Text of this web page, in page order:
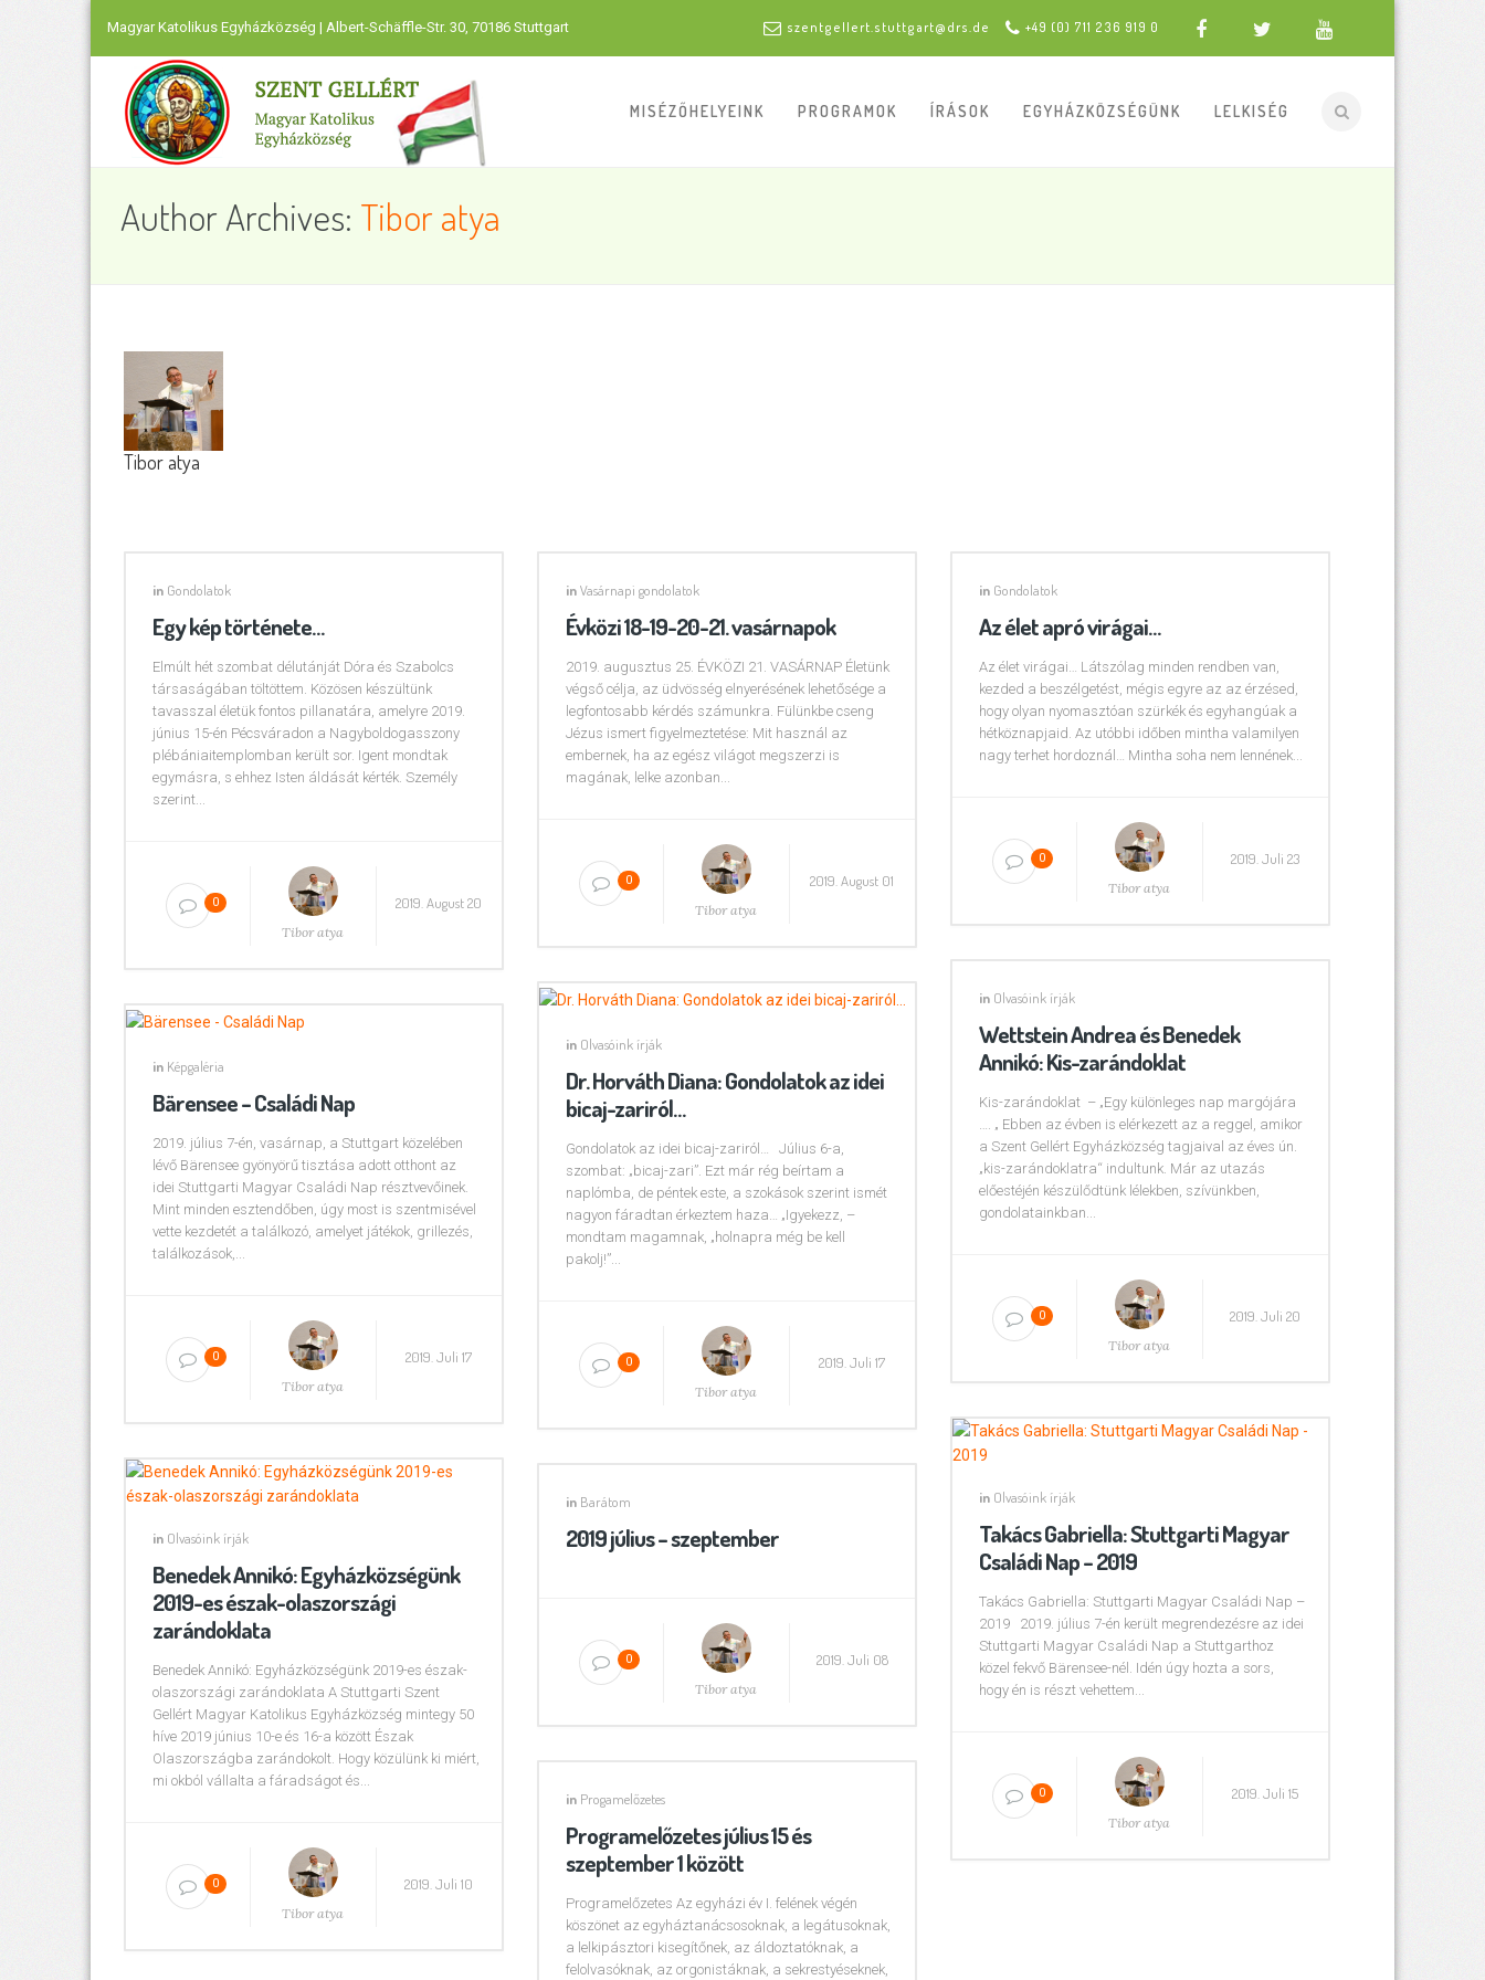
Magyar Katolikus Egyházközség | Albert-Schäffle-Str. 30, 70186 Stuttgart szentgellert.stuttgart@drs.de +49 (0) 711 236 919 0
MISÉZŐHELYEINK PROGRAMOK ÍRÁSOK EGYHÁZKÖZSÉGÜNK LELKISÉG
Author Archives: Tibor atya
Tibor atya
in Gondolatok
Egy kép története…
Elmúlt hét szombat délutánját Dóra és Szabolcs
társaságában töltöttem. Közösen készültünk
tavasszal életük fontos pillanatára, amelyre 2019.
június 15-én Pécsváradon a Nagyboldogasszony
plébániaitemplomban került sor. Igent mondtak
egymásra, s ehhez Isten áldását kérték. Személy
szerint...
0
Tibor atya
2019. August 20
inVasárnapi gondolatok
Évközi 18-19-20-21. vasárnapok
2019. augusztus 25. ÉVKÖZI 21. VASÁRNAP Életünk
végső célja, az üdvösség elnyerésének lehetősége a
legfontosabb kérdés számunkra. Fülünkbe cseng
Jézus ismert figyelmeztetése: Mit használ az
embernek, ha az egész világot megszerzi is
magának, lelke azonban...
0
Tibor atya
2019. August 01
in Gondolatok
Az élet apró virágai…
Az élet virágai… Látszólag minden rendben van,
kezded a beszélgetést, mégis egyre az az érzésed,
hogy olyan nyomasztóan szürkék és egyhangúak a
hétköznapjaid. Az utóbbi időben mintha valamilyen
nagy terhet hordoznál… Mintha soha nem lennének...
0
Tibor atya
2019. Juli 23
in Olvasóink írják
Wettstein Andrea és Benedek
Annikó: Kis-zarándoklat
Kis-zarándoklat – „Egy különleges nap margójára
…. „ Ebben az évben is elérkezett az a reggel, amikor
a Szent Gellért Egyházközség tagjaival az éves ún.
„kis-zarándoklatra“ indultunk. Már az utazás
előestéjén készülődtünk lélekben, szívünkben,
gondolatainkban...
0
Tibor atya
2019. Juli 20
in Olvasóink írják
Dr. Horváth Diana: Gondolatok az idei
bicaj-zariról…
Gondolatok az idei bicaj-zariról… Július 6-a,
szombat: „bicaj-zari”. Ezt már rég beírtam a
naplómba, de péntek este, a szokások szerint ismét
nagyon fáradtan érkeztem haza… „Igyekezz, –
mondtam magamnak, „holnapra még be kell
pakolj!”...
0
Tibor atya
2019. Juli 17
in Képgaléria
Bärensee – Családi Nap
2019. július 7-én, vasárnap, a Stuttgart közelében
lévő Bärensee gyönyörű tisztása adott otthont az
idei Stuttgarti Magyar Családi Nap résztvevőinek.
Mint minden esztendőben, úgy most is szentmisével
vette kezdetét a találkozó, amelyet játékok, grillezés,
találkozások,...
0
Tibor atya
2019. Juli 17
in Olvasóink írják
Takács Gabriella: Stuttgarti Magyar
Családi Nap – 2019
Takács Gabriella: Stuttgarti Magyar Családi Nap –
2019 2019. július 7-én került megrendezésre az idei
Stuttgarti Magyar Családi Nap a Stuttgarthoz
közel fekvő Bärensee-nél. Idén úgy hozta a sors,
hogy én is részt vehettem...
0
Tibor atya
2019. Juli 15
in Olvasóink írják
Benedek Annikó: Egyházközségünk
2019-es észak-olaszországi
zarándoklata
Benedek Annikó: Egyházközségünk 2019-es észak-
olaszországi zarándoklata A Stuttgarti Szent
Gellért Magyar Katolikus Egyházközség mintegy 50
híve 2019 június 10-e és 16-a között Észak
Olaszországba zarándokolt. Hogy közülünk ki miért,
mi okból vállalta a fáradságot és...
0
Tibor atya
2019. Juli 10
in Barátom
2019 július – szeptember
0
Tibor atya
2019. Juli 08
in Progamelőzetes
Programelőzetes július 15 és
szeptember 1 között
Programelőzetes Az egyházi év I. felének végén
köszönet az egyháztanácsosoknak, a legátusoknak,
a lelkipásztori kisegítőnek, az áldoztatóknak, a
felolvasóknak, az orgonistáknak, a sekrestyéseknek,